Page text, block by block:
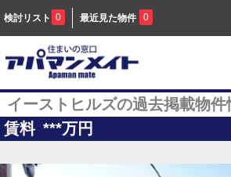
検討リスト 0 最近見た物件 0
イーストヒルズの過去掲載物件
賃料 ***万円